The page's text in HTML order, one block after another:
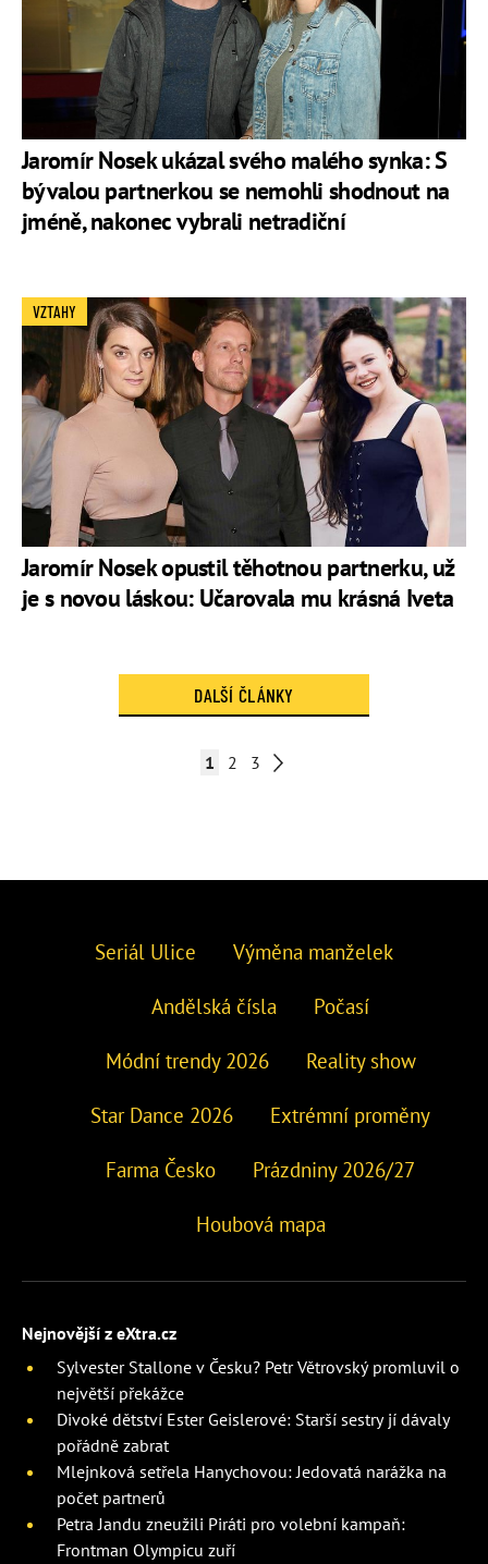
Jaromír Nosek ukázal svého malého synka: S
bývalou partnerkou se nemohli shodnout na
jméně, nakonec vybrali netradiční
Jaromír Nosek opustil těhotnou partnerku, už
je s novou láskou: Učarovala mu krásná Iveta
VZTAHY
DALŠÍ ČLÁNKY
1 2 3
Seriál Ulice Výměna manželek
Andělská čísla Počasí
Módní trendy 2026 Reality show
Star Dance 2026 Extrémní proměny
Farma Česko Prázdniny 2026/27
Houbová mapa
Nejnovější z eXtra.cz
Sylvester Stallone v Česku? Petr Větrovský promluvil o
největší překážce
Divoké dětství Ester Geislerové: Starší sestry jí dávaly
pořádně zabrat
Mlejnková setřela Hanychovou: Jedovatá narážka na
počet partnerů
Petra Jandu zneužili Piráti pro volební kampaň:
Frontman Olympicu zuří